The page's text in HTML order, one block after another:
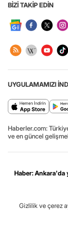
BİZİ TAKİP EDİN
UYGULAMAMIZI
Haberler.com:
ve en güncel
Haber: Ankara'da
Gizlilik ve çerez